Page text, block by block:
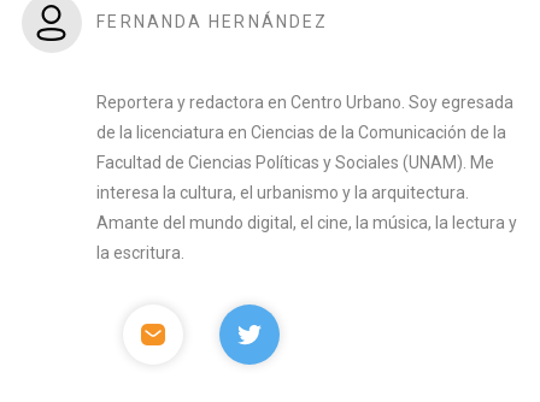
FERNANDA HERNÁNDEZ
Reportera y redactora en Centro Urbano. Soy egresada
de la licenciatura en Ciencias de la Comunicación de la
Facultad de Ciencias Políticas y Sociales (UNAM). Me
interesa la cultura, el urbanismo y la arquitectura.
Amante del mundo digital, el cine, la música, la lectura y
la escritura.